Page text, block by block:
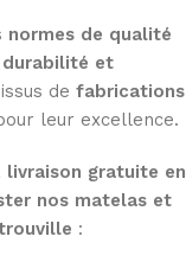
normes de qualité
et
de fabrications
leur excellence.
livraison gratuite en
nos matelas et
: